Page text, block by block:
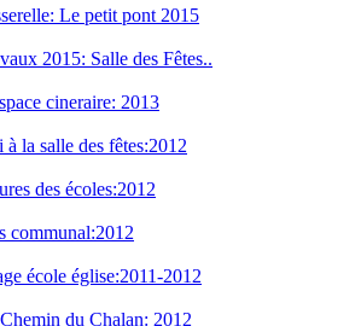
Le petit pont 2015
2015: Salle des Fêtes..
cineraire: 2013
à la salle des fêtes:2012
des écoles:2012
communal:2012
école église:2011-2012
du Chalan: 2012